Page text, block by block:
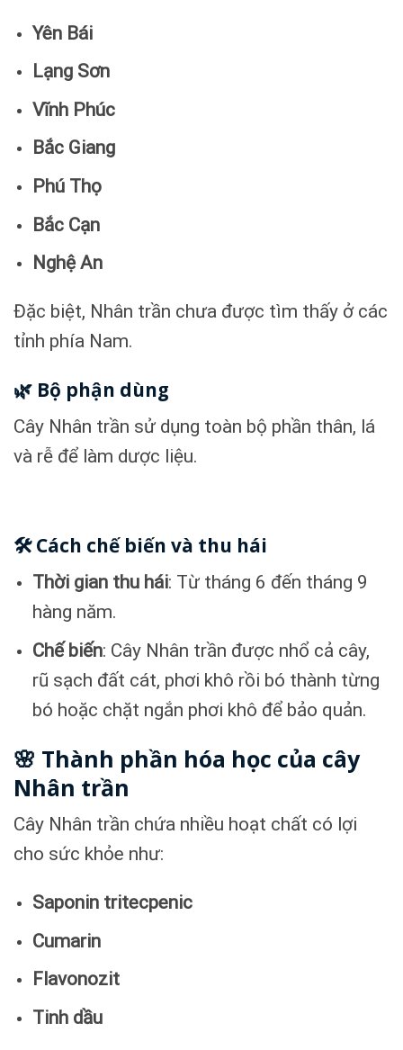
Yên Bái
Lạng Sơn
Vĩnh Phúc
Bắc Giang
Phú Thọ
Bắc Cạn
Nghệ An
Đặc biệt, Nhân trần chưa được tìm thấy ở các
tỉnh phía Nam.
🌿 Bộ phận dùng
Cây Nhân trần sử dụng toàn bộ phần thân, lá
và rễ để làm dược liệu.
🛠️ Cách chế biến và thu hái
Thời gian thu hái: Từ tháng 6 đến tháng 9
hàng năm.
Chế biến: Cây Nhân trần được nhổ cả cây,
rũ sạch đất cát, phơi khô rồi bó thành từng
bó hoặc chặt ngắn phơi khô để bảo quản.
🌸 Thành phần hóa học của cây
Nhân trần
Cây Nhân trần chứa nhiều hoạt chất có lợi
cho sức khỏe như:
Saponin tritecpenic
Cumarin
Flavonozit
Tinh dầu